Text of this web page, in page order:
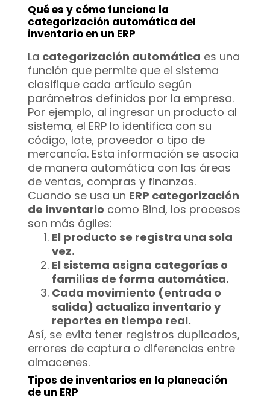
Qué es y cómo funciona la
categorización automática del
inventario en un ERP
La categorización automática es una
función que permite que el sistema
clasifique cada artículo según
parámetros definidos por la empresa.
Por ejemplo, al ingresar un producto al
sistema, el ERP lo identifica con su
código, lote, proveedor o tipo de
mercancía. Esta información se asocia
de manera automática con las áreas
de ventas, compras y finanzas.
Cuando se usa un ERP categorización
de inventario como Bind, los procesos
son más ágiles:
El producto se registra una sola
vez.
El sistema asigna categorías o
familias de forma automática.
Cada movimiento (entrada o
salida) actualiza inventario y
reportes en tiempo real.
Así, se evita tener registros duplicados,
errores de captura o diferencias entre
almacenes.
Tipos de inventarios en la planeación
de un ERP